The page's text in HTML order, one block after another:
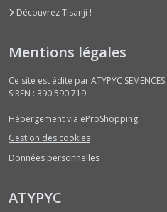
Musquées
(4)
Courges
Bleus
ou
(9)
Courges
Découvrez Tisanji !
Mentions légales
Ce site est édité par ATYPYC SEMENCES.
SIREN : 390 590 719
Hébergement via eProShopping
Gestion des cookies
Données personnelles
ATYPYC